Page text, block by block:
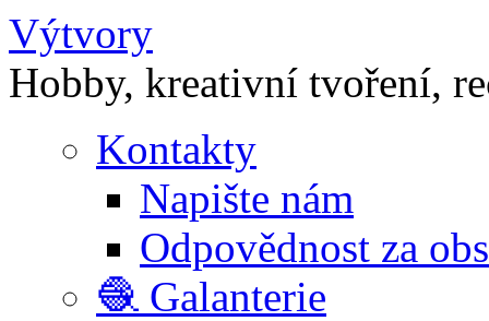
Výtvory
Hobby, kreativní tvoření,
Kontakty
Napište nám
Odpovědnost za
🧶 Galanterie